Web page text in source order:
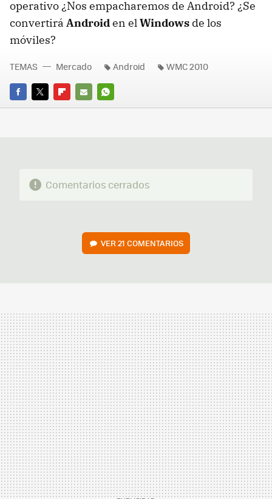
operativo ¿Nos empacharemos de Android? ¿Se
convertirá Androiden elWindows de los
móviles?
FACEBOOK
TWITTERFLIPBOARD
E-
WHATSAPP
TEMAS Mercado Android WMC 2010
Comentarios cerrados
VER21 COMENTARIOS